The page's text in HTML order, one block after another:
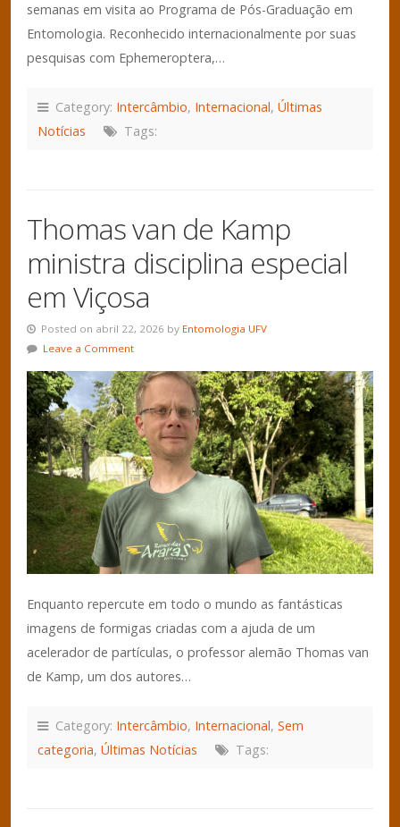
semanas em visita ao Programa de Pós-Graduação em
Entomologia. Reconhecido internacionalmente por suas
pesquisas com Ephemeroptera,…
Category: Intercâmbio, Internacional, Últimas
Notícias
Tags:
Thomas van de Kamp
ministra disciplina especial
em Viçosa
Posted on abril 22, 2026 by Entomologia UFV
Leave a Comment
Enquanto repercute em todo o mundo as fantásticas
imagens de formigas criadas com a ajuda de um
acelerador de partículas, o professor alemão Thomas van
de Kamp, um dos autores…
Category: Intercâmbio, Internacional, Sem
categoria, Últimas Notícias Tags: